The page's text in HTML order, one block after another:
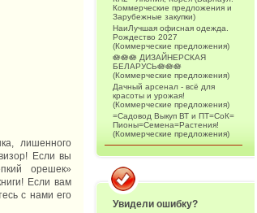
лишенного
Если вы
орешек»
Если вам
с нами его
Коммерческие предложения и
Зарубежные закупки)
НаиЛучшая офисная одежда.
Рождество 2027
(Коммерческие предложения)
🪷🪷🪷 ДИЗАЙНЕРСКАЯ
БЕЛАРУСЬ🪷🪷🪷
(Коммерческие предложения)
Дачный арсенал - всё для
красоты и урожая!
(Коммерческие предложения)
=Садовод Выкуп ВТ и ПТ=СоК=
Пионы=Семена=Растения!
(Коммерческие предложения)
Увидели ошибку?